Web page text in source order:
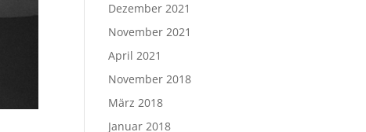
Dezember 2021
November 2021
April 2021
November 2018
März 2018
Januar 2018